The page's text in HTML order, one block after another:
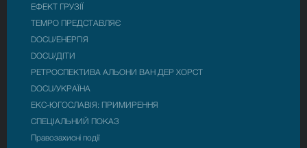
ЕФЕКТ ГРУЗІЇ
TEMPO ПРЕДСТАВЛЯЄ
DOCU/ЕНЕРГІЯ
DOCU/ДІТИ
РЕТРОСПЕКТИВА АЛЬОНИ ВАН ДЕР ХОРСТ
DOCU/УКРАЇНА
ЕКС-ЮГОСЛАВІЯ: ПРИМИРЕННЯ
CПЕЦІАЛЬНИЙ ПОКАЗ
Правозахисні події